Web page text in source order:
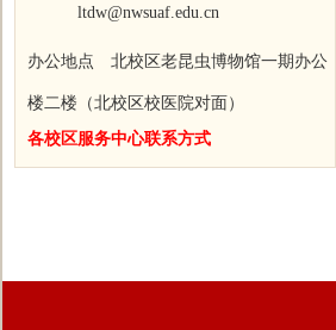
ltdw@nwsuaf.edu.cn
办公地点 北校区老昆虫博物馆一期办公
楼二楼（北校区校医院对面）
各校区服务中心联系方式